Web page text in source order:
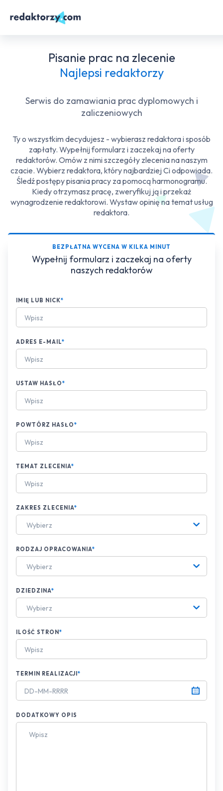
Pisanie prac na zlecenie
Najlepsi redaktorzy
Serwis do zamawiania prac dyplomowych i
zaliczeniowych
Ty o wszystkim decydujesz - wybierasz redaktora i sposób
zapłaty. Wypełnij formularz i zaczekaj na oferty
redaktorów. Omów z nimi szczegóły zlecenia na naszym
czacie. Wybierz redaktora, który najbardziej Ci odpowiada.
Śledź postępy pisania pracy za pomocą harmonogramu.
Kiedy otrzymasz pracę, zweryfikuj ją i przekaż
wynagrodzenie redaktorowi. Wystaw opinię na temat usług
redaktora.
BEZPŁATNA WYCENA W KILKA MINUT
Wypełnij formularz i zaczekaj na oferty
naszych redaktorów
IMIĘ LUB NICK*
ADRES E-MAIL*
USTAW HASŁO*
POWTÓRZ HASŁO*
TEMAT ZLECENIA*
ZAKRES ZLECENIA*
Wybierz
RODZAJ OPRACOWANIA*
Wybierz
DZIEDZINA*
Wybierz
ILOŚĆ STRON*
TERMIN REALIZACJI *
DODATKOWY OPIS